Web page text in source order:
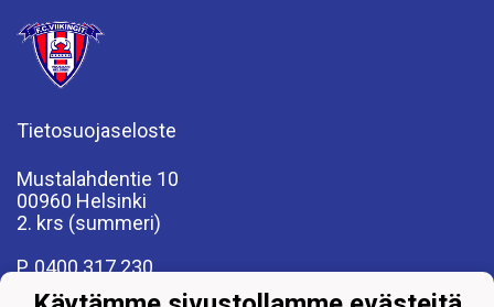
Tietosuojaseloste
Mustalahdentie 10
00960 Helsinki
2. krs (summeri)
P. 0400 317 230
fcviikingit@fcviikingit.com